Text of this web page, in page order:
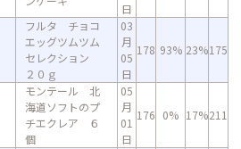
日
フルタ チョコ
エッグツムツム
セレクション
２０ｇ
03
月
05
日
178 93% 23%175
モンテール 北
海道ソフトのプ
チエクレア ６
個
05
月
01
日
176 0% 17%211